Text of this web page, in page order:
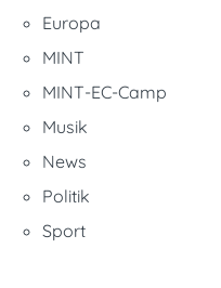
Europa
MINT
MINT-EC-Camp
Musik
News
Politik
Sport